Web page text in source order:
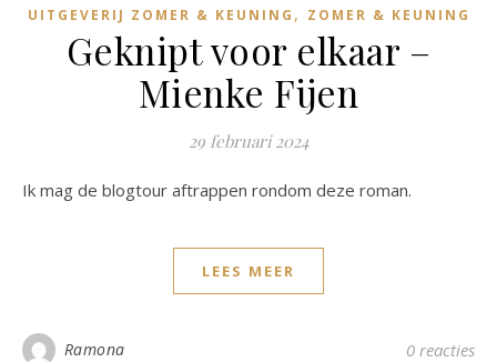
UITGEVERIJ ZOMER & KEUNING , ZOMER & KEUNING
Geknipt voor elkaar –
Mienke Fijen
29 februari 2024
Ik mag de blogtour aftrappen rondom deze roman.
LEES MEER
Ramona 0 reacties